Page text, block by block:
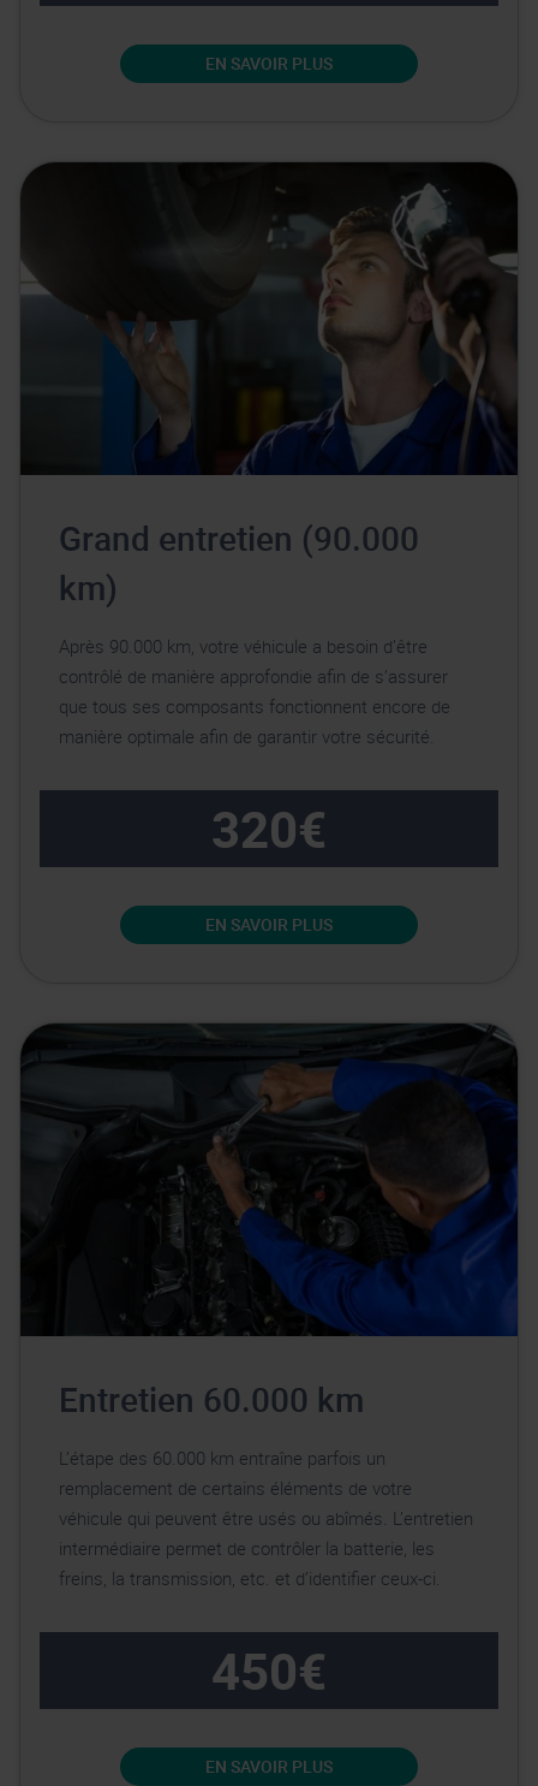
EN SAVOIR PLUS
Grand entretien (90.000
km)
Après 90.000 km, votre véhicule a besoin d’être
contrôlé de manière approfondie afin de s’assurer
que tous ses composants fonctionnent encore de
manière optimale afin de garantir votre sécurité.
320€
EN SAVOIR PLUS
Entretien 60.000 km
L’étape des 60.000 km entraîne parfois un
remplacement de certains éléments de votre
véhicule qui peuvent être usés ou abîmés. L’entretien
intermédiaire permet de contrôler la batterie, les
freins, la transmission, etc. et d’identifier ceux-ci.
450€
EN SAVOIR PLUS